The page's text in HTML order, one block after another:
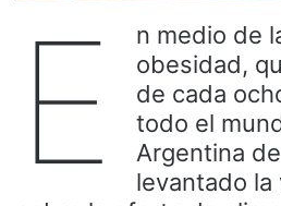
E
n medio de
obesidad,
de cada
todo el
Argentina
levantado la